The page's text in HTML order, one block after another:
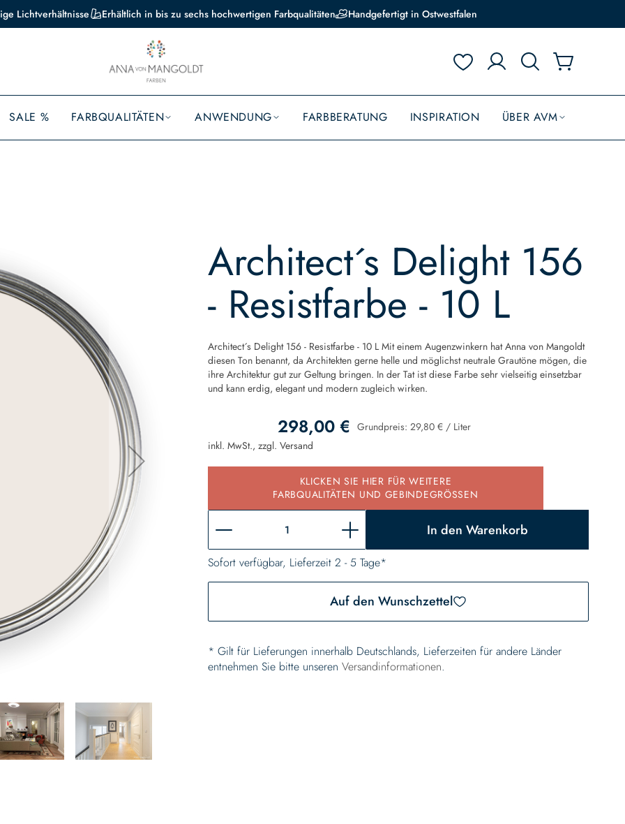
Lichtverhältnisse Erhältlich in bis zu sechs hochwertigen Farbqualitäten Handgefertigt in Ostwestfalen
SALE % FARBQUALITÄTEN ANWENDUNG FARBBERATUNG INSPIRATION ÜBER AVM
Architect´s Delight 156
- Resistfarbe - 10 L
Architect´s Delight 156 - Resistfarbe - 10 L Mit einem Augenzwinkern hat Anna von Mangoldt
diesen Ton benannt, da Architekten gerne helle und möglichst neutrale Grautöne mögen, die
ihre Architektur gut zur Geltung bringen. In der Tat ist diese Farbe sehr vielseitig einsetzbar
und kann erdig, elegant und modern zugleich wirken.
298,00 € Grundpreis: 29,80 € / Liter
inkl. MwSt., zzgl.Versand
KLICKEN SIE HIER FÜR WEITERE
FARBQUALITÄTEN UND GEBINDEGRÖSSEN
In den Warenkorb
Sofort verfügbar, Lieferzeit 2 - 5 Tage*
Auf den Wunschzettel
* Gilt für Lieferungen innerhalb Deutschlands, Lieferzeiten für andere Länder
entnehmen Sie bitte unserenVersandinformationen.